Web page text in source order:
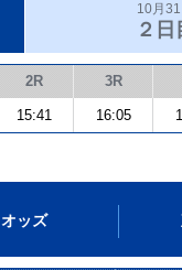
10月
２日
2R 3R
15:41 16:05
オッズ